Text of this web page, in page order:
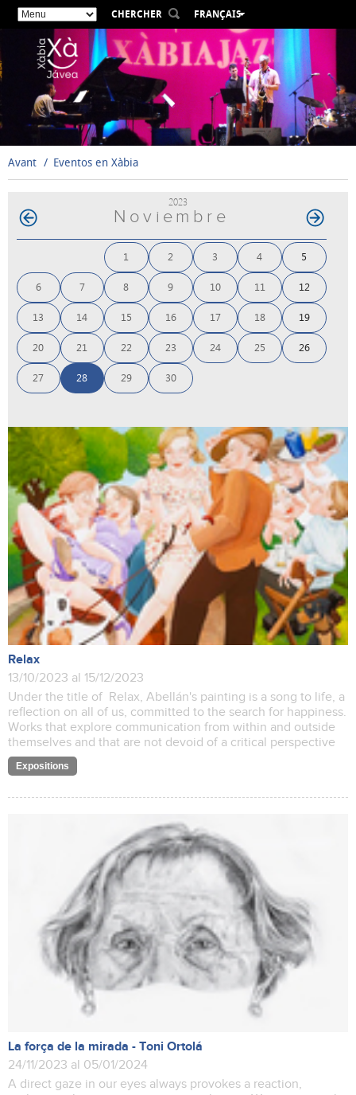
CHERCHER
FRANÇAIS
ESPAÑOL
VALENCIÀ
ENGLISH
DEUTSCH
РУССКИЙ
Avant Eventos en Xàbia
2023
Noviembre
1 2 3 4 5
6 7 8 9 10 11 12
13 14 15 16 17 18 19
20 21 22 23 24 25 26
27 28 29 30
Relax
13/10/2023 al 15/12/2023
Under the title of Relax, Abellán's painting is a song to life, a
reflection on all of us, committed to the search for happiness.
Works that explore communication from within and outside
themselves and that are not devoid of a critical perspective
Expositions
La força de la mirada - Toni Ortolá
24/11/2023 al 05/01/2024
A direct gaze in our eyes always provokes a reaction,